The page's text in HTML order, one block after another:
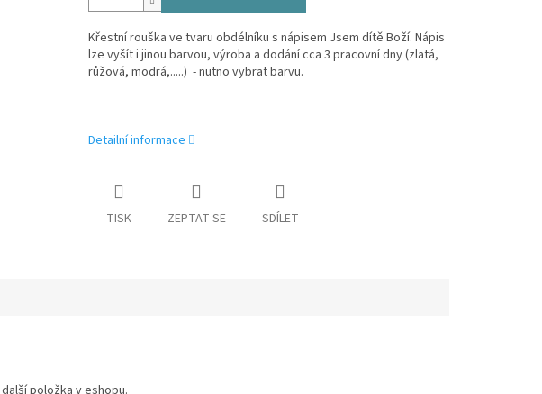
Křestní rouška ve tvaru obdélníku s nápisem Jsem dítě Boží. Nápis
lze vyšít i jinou barvou, výroba a dodání cca 3 pracovní dny (zlatá,
růžová, modrá,.....) - nutno vybrat barvu.
Detailní informace
TISK ZEPTAT SE SDÍLET